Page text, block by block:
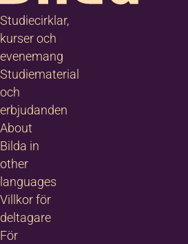
våld
för en
Studiecirklar,
kurser och
evenemang
Studiematerial
och
erbjudanden
About
Bilda in
other
languages
Villkor för
deltagare
För